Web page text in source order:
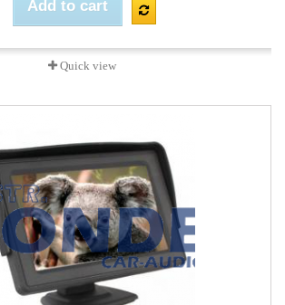
Add to cart
Quick view